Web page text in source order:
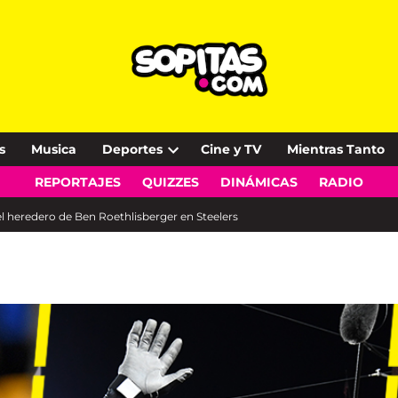
Musica Deportes
Open
dropdown
Cine y TV Mientras Tanto
REPORTAJES QUIZZES DINÁMICAS RADIO
de Ben Roethlisberger en Steelers